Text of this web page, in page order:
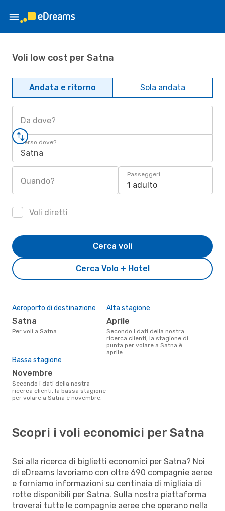
Voli low cost per Satna
Andata e ritorno Sola andata
Da dove?
Verso dove?
Satna
Quando?
Passeggeri
1 adulto
Voli diretti
Cerca Volo + Hotel
Cerca voli
Aeroporto di destinazione
Satna
Per voli a Satna
Alta stagione
aprile
Secondo i dati della nostra
ricerca clienti, la stagione di
punta per volare a Satna è
aprile.
Bassa stagione
novembre
Secondo i dati della nostra
ricerca clienti, la bassa stagione
per volare a Satna è novembre.
Scopri i voli economici per Satna
Sei alla ricerca di biglietti economici per Satna? Noi
di eDreams lavoriamo con oltre 690 compagnie aeree
e forniamo informazioni su centinaia di migliaia di
rotte disponibili per Satna. Sulla nostra piattaforma
troverai tutte le compagnie aeree che operano nella